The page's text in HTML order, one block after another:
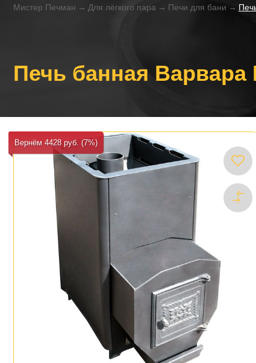
Мистер Печман → Для лёгкого пара → Печи для бани →
Печь банная Варвара
Вернём 4428 руб. (7%)